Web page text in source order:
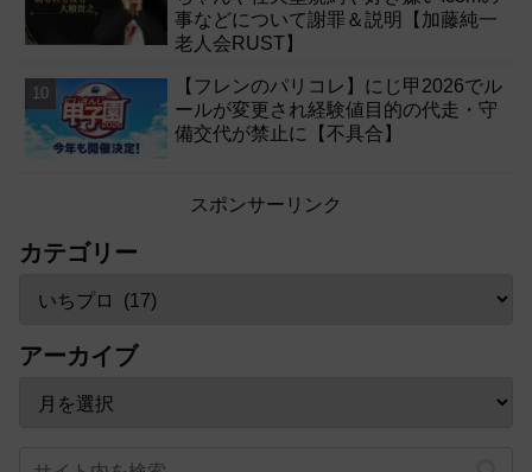
事などについて謝罪＆説明【加藤純一
老人会RUST】
【フレンのパリコレ】にじ甲2026でル
ールが変更され経験値目的の代走・守
備交代が禁止に【不具合】
スポンサーリンク
カテゴリー
アーカイブ